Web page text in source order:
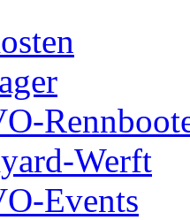
Werft
Events